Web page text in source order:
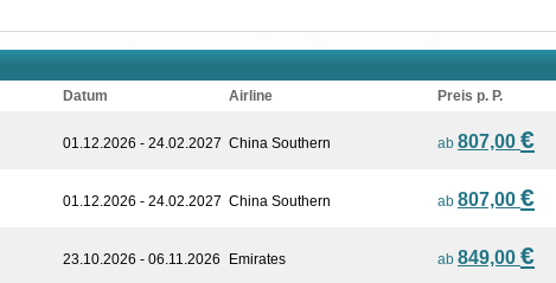
Datum Airline Preis p. P.
01.12.2026 - 24.02.2027 China Southern ab 807,00 €
01.12.2026 - 24.02.2027 China Southern ab 807,00 €
23.10.2026 - 06.11.2026 Emirates ab 849,00 €